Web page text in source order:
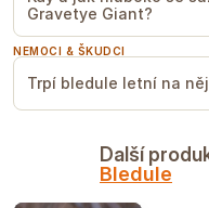
Gravetye Giant?
NEMOCI & ŠKUDCI
Trpí bledule letní na
Další
Bledule